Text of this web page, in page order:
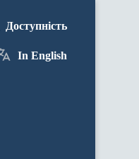
Доступність
In English